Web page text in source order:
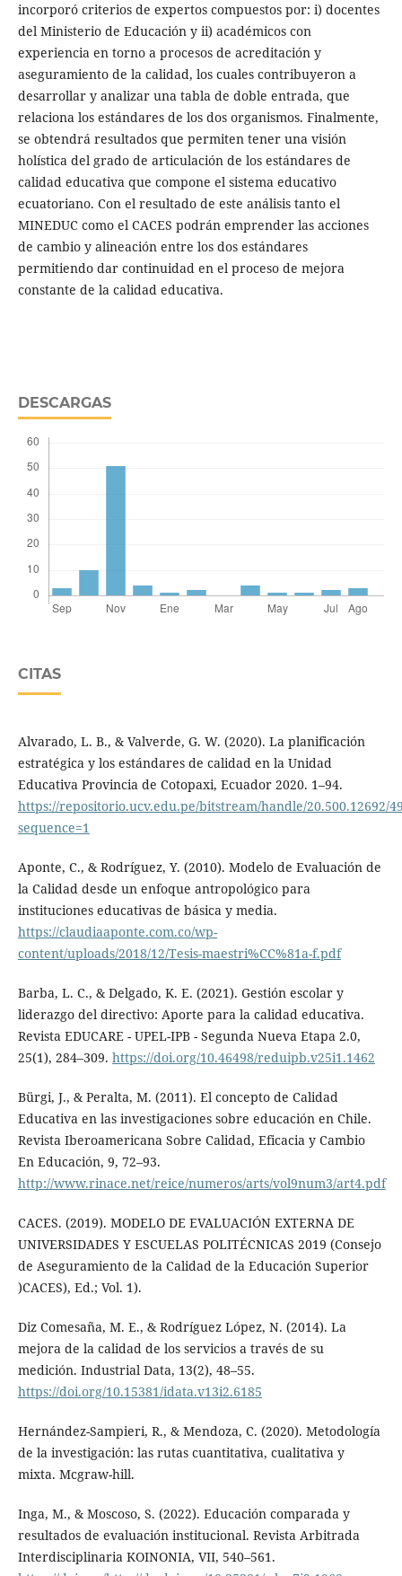
incorporó criterios de expertos compuestos por: i) docentes
del Ministerio de Educación y ii) académicos con
experiencia en torno a procesos de acreditación y
aseguramiento de la calidad, los cuales contribuyeron a
desarrollar y analizar una tabla de doble entrada, que
relaciona los estándares de los dos organismos. Finalmente,
se obtendrá resultados que permiten tener una visión
holística del grado de articulación de los estándares de
calidad educativa que compone el sistema educativo
ecuatoriano. Con el resultado de este análisis tanto el
MINEDUC como el CACES podrán emprender las acciones
de cambio y alineación entre los dos estándares
permitiendo dar continuidad en el proceso de mejora
constante de la calidad educativa.
DESCARGAS
CITAS
Alvarado, L. B., & Valverde, G. W. (2020). La planificación
estratégica y los estándares de calidad en la Unidad
Educativa Provincia de Cotopaxi, Ecuador 2020. 1–94.
https://repositorio.ucv.edu.pe/bitstream/handle/20.500.12692/
sequence=1
Aponte, C., & Rodríguez, Y. (2010). Modelo de Evaluación de
la Calidad desde un enfoque antropológico para
instituciones educativas de básica y media.
https://claudiaaponte.com.co/wp-
content/uploads/2018/12/Tesis-maestri%CC%81a-f.pdf
Barba, L. C., & Delgado, K. E. (2021). Gestión escolar y
liderazgo del directivo: Aporte para la calidad educativa.
Revista EDUCARE - UPEL-IPB - Segunda Nueva Etapa 2.0,
25(1), 284–309. https://doi.org/10.46498/reduipb.v25i1.1462
Bürgi, J., & Peralta, M. (2011). El concepto de Calidad
Educativa en las investigaciones sobre educación en Chile.
Revista Iberoamericana Sobre Calidad, Eficacia y Cambio
En Educación, 9, 72–93.
http://www.rinace.net/reice/numeros/arts/vol9num3/art4.pdf
CACES. (2019). MODELO DE EVALUACIÓN EXTERNA DE
UNIVERSIDADES Y ESCUELAS POLITÉCNICAS 2019 (Consejo
de Aseguramiento de la Calidad de la Educación Superior
)CACES), Ed.; Vol. 1).
Diz Comesaña, M. E., & Rodríguez López, N. (2014). La
mejora de la calidad de los servicios a través de su
medición. Industrial Data, 13(2), 48–55.
https://doi.org/10.15381/idata.v13i2.6185
Hernández-Sampieri, R., & Mendoza, C. (2020). Metodología
de la investigación: las rutas cuantitativa, cualitativa y
mixta. Mcgraw-hill.
Inga, M., & Moscoso, S. (2022). Educación comparada y
resultados de evaluación institucional. Revista Arbitrada
Interdisciplinaria KOINONIA, VII, 540–561.